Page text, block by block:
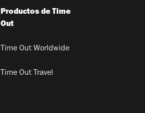
Productos de Time
Out
Time Out Worldwide
Time Out Travel